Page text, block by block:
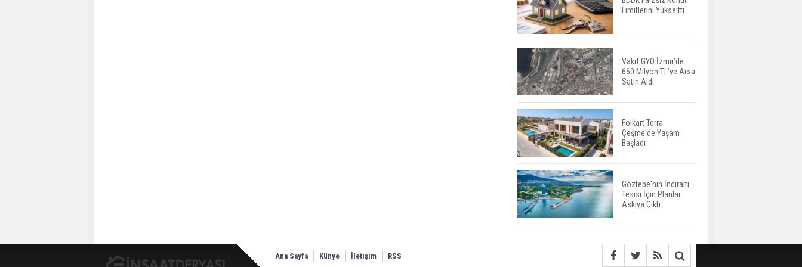
Yatırımcıların Bina Tercihi
Öne Çıkıyor
TOKİ'nin Kiralık Sosyal
Konut Modeli Kiraları
Düşürür Mü?
İkinci El Konut Fiyatları
İspanya'da Bir Yılda
Yüzde 16,2 Arttı
Konut Satışları Güçlü
Seyrini Korudu Yabancıya
Satış Geriledi
Limitlerini Yükseltti
Vakıf GYO İzmir’de
660 Milyon TL’ye Arsa
Satın Aldı
Folkart Terra
Çeşme'de Yaşam
Başladı
Göztepe'nin İnciraltı
Tesisi İçin Planlar
Askıya Çıktı
Ana Sayfa Künye İletişim RSS